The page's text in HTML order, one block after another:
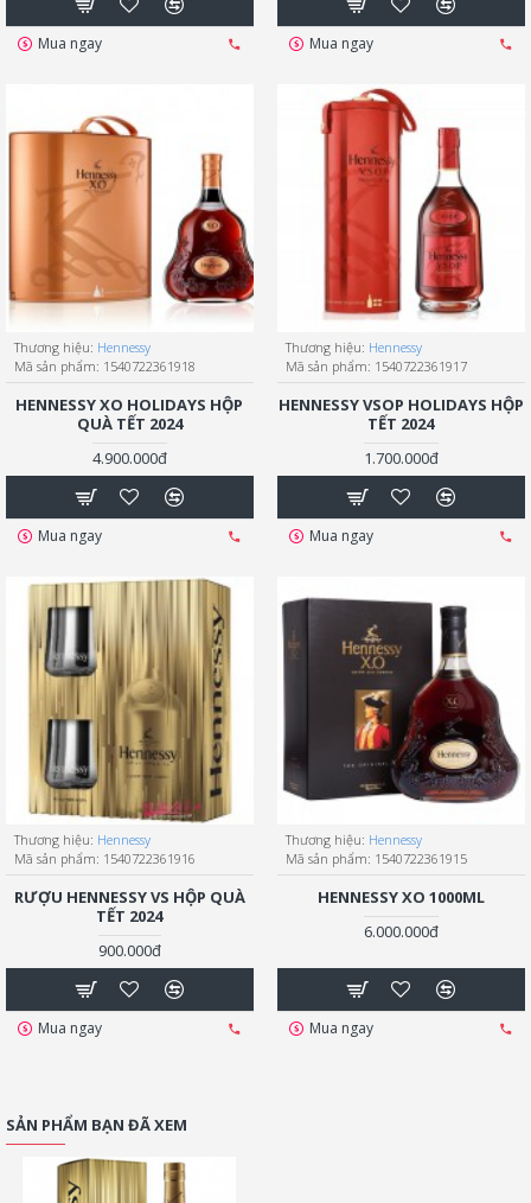
Mua ngay Mua ngay
Thương hiệu: Hennessy
Mã sản phẩm: 1540722361918
HENNESSY XO HOLIDAYS HỘP
QUÀ TẾT 2024
4.900.000đ
Mua ngay
Thương hiệu: Hennessy
Mã sản phẩm: 1540722361917
HENNESSY VSOP HOLIDAYS HỘP
TẾT 2024
1.700.000đ
Mua ngay
Thương hiệu: Hennessy
Mã sản phẩm: 1540722361916
RƯỢU HENNESSY VS HỘP QUÀ
TẾT 2024
900.000đ
Mua ngay
Thương hiệu: Hennessy
Mã sản phẩm: 1540722361915
HENNESSY XO 1000ML
6.000.000đ
Mua ngay
SẢN PHẨM BẠN ĐÃ XEM